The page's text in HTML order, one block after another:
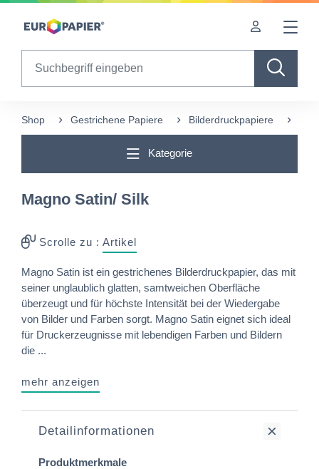
Table Of Content
Diese Produkte könnten Sie auch interessieren
Shop Gestrichene Papiere Bilderdruckpapiere
Kategorie
Magno Satin/ Silk
Scrolle zu : Artikel
Magno Satin ist ein gestrichenes Bilderdruckpapier, das mit
seiner unglaublich glatten, samtweichen Oberfläche
überzeugt und für höchste Intensität bei der Wiedergabe
von Bilder und Farben sorgt. Magno Satin eignet sich ideal
für Druckerzeugnisse mit lebendigen Farben und Bildern
die ...
mehr anzeigen
Detailinformationen
Produktmerkmale